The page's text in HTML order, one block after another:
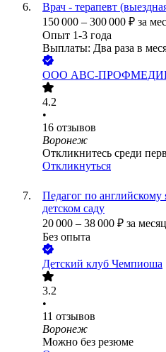
Врач - терапевт
150 000 – 300 000 ₽ за
Опыт 1-3 года
Выплаты: Два раза в
ООО АВС-
4.2
•
16 отзывов
Воронеж
Откликнитесь среди
Откликнуться
Педагог по английскому
детском саду
20 000 – 38 000 ₽ за
Без опыта
Детский клуб Чемпиоша
3.2
•
11 отзывов
Воронеж
Можно без резюме